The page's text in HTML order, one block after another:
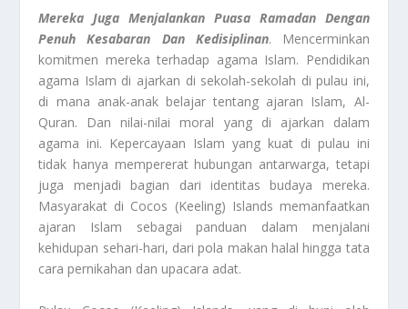
Mereka Juga Menjalankan Puasa Ramadan Dengan
Penuh Kesabaran Dan Kedisiplinan. Mencerminkan
komitmen mereka terhadap agama Islam. Pendidikan
agama Islam di ajarkan di sekolah-sekolah di pulau ini,
di mana anak-anak belajar tentang ajaran Islam, Al-
Quran. Dan nilai-nilai moral yang di ajarkan dalam
agama ini. Kepercayaan Islam yang kuat di pulau ini
tidak hanya mempererat hubungan antarwarga, tetapi
juga menjadi bagian dari identitas budaya mereka.
Masyarakat di Cocos (Keeling) Islands memanfaatkan
ajaran Islam sebagai panduan dalam menjalani
kehidupan sehari-hari, dari pola makan halal hingga tata
cara pernikahan dan upacara adat.